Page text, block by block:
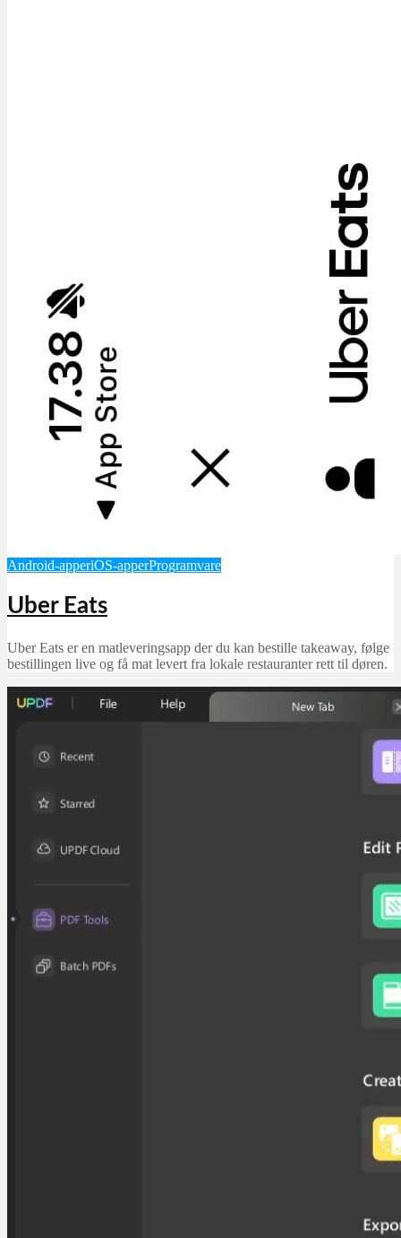
Android-apperiOS-apperProgramvare
Uber Eats
Uber Eats er en matleveringsapp der du kan bestille takeaway, følge
bestillingen live og få mat levert fra lokale restauranter rett til døren.